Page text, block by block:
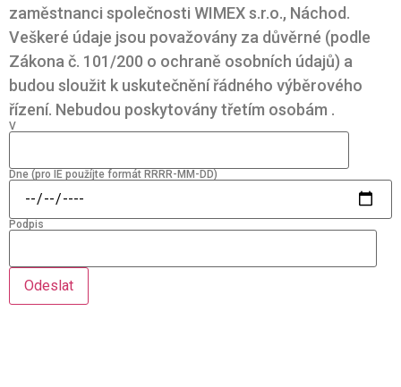
zaměstnanci společnosti WIMEX s.r.o., Náchod.
Veškeré údaje jsou považovány za důvěrné (podle
Zákona č. 101/200 o ochraně osobních údajů) a
budou sloužit k uskutečnění řádného výběrového
řízení. Nebudou poskytovány třetím osobám .
V
Dne (pro IE použíjte formát RRRR-MM-DD)
Podpis